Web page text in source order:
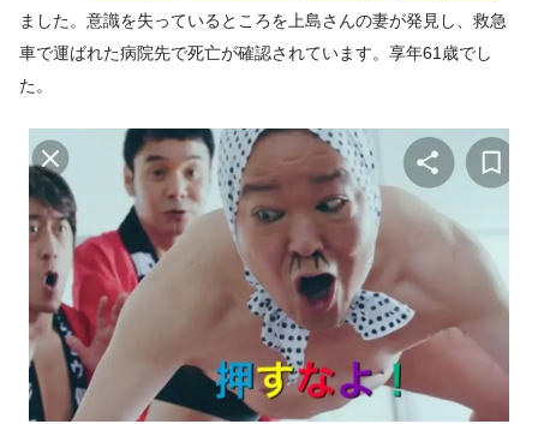
ました。意識を失っているところを上島さんの妻が発見し、救急
車で運ばれた病院先で死亡が確認されています。享年61歳でし
た。